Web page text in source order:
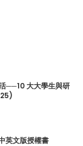
──10 大大學生與研
英文版授權書